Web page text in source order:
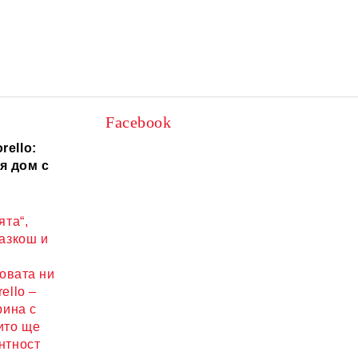
дом с
и
ни
–
с
ще
Facebook